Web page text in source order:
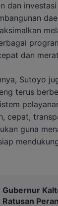
dan
dan
Sutoyo
terus
cepat,
guna
Gubernur
Ratusan